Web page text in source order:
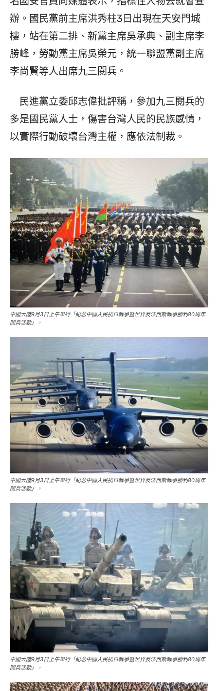
辦。國民黨前主席洪秀柱3日出現在天安門城
樓，站在第二排、新黨主席吳承典、副主席李
勝峰，勞動黨主席吳榮元，統一聯盟黨副主席
李尚賢等人出席九三閱兵。
民進黨立委邱志偉批評稱，參加九三閱兵的
多是國民黨人士，傷害台灣人民的民族感情，
以實際行動破壞台灣主權，應依法制裁。
中國大陸9月3日上午舉行「紀念中國人民抗日戰爭暨世界反法西斯戰爭勝利80周年
閱兵活動」。
中國大陸9月3日上午舉行「紀念中國人民抗日戰爭暨世界反法西斯戰爭勝利80周年
閱兵活動」。
中國大陸9月3日上午舉行「紀念中國人民抗日戰爭暨世界反法西斯戰爭勝利80周年
閱兵活動」。